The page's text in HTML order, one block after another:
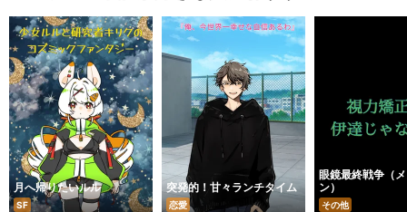
月へ帰りたいルル
SF
突発的！甘々ランチタイム
恋愛
眼鏡最終戦争（
ン）
その他